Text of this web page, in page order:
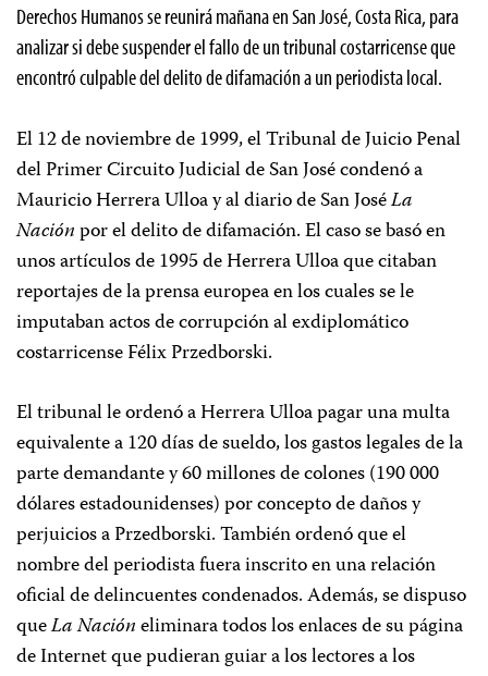
Derechos Humanos se reunirá mañana en San José, Costa Rica, para
analizar si debe suspender el fallo de un tribunal costarricense que
encontró culpable del delito de difamación a un periodista local.
El 12 de noviembre de 1999, el Tribunal de Juicio Penal
del Primer Circuito Judicial de San José condenó a
Mauricio Herrera Ulloa y al diario de San JoséLa
Naciónpor el delito de difamación. El caso se basó en
unos artículos de 1995 de Herrera Ulloa que citaban
reportajes de la prensa europea en los cuales se le
imputaban actos de corrupción al exdiplomático
costarricense Félix Przedborski.
El tribunal le ordenó a Herrera Ulloa pagar una multa
equivalente a 120 días de sueldo, los gastos legales de la
parte demandante y 60 millones de colones (190 000
dólares estadounidenses) por concepto de daños y
perjuicios a Przedborski. También ordenó que el
nombre del periodista fuera inscrito en una relación
oficial de delincuentes condenados. Además, se dispuso
queLa Nacióneliminara todos los enlaces de su página
de Internet que pudieran guiar a los lectores a los